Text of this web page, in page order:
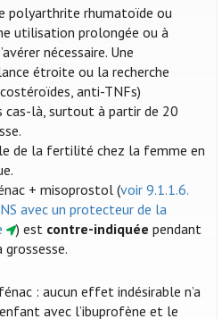
polyarthrite rhumatoïde ou
utilisation prolongée ou à
nécessaire. Une
étroite ou la recherche
anti-TNFs)
cas-là, surtout à partir de 20
de la fertilité chez la femme en
+ misoprostol (voir 9.1.1.6.
avec un protecteur de la
) est contre-indiquée pendant
: aucun effet indésirable n’a
avec l’ibuprofène et le